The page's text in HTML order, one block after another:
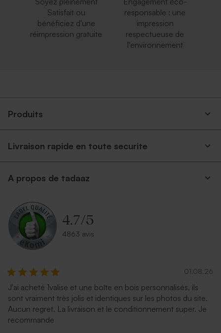
Satisfait ou
bénéficiez d'une
réimpression gratuite
responsable : une
impression
respectueuse de
l'environnement
Produits
Livraison rapide en toute securite
A propos de tadaaz
4.7/5
4863 avis
01.08.26
J'ai acheté 1valise et une boîte en bois personnalisés, ils
sont vraiment très jolis et identiques sur les photos du site.
Aucun regret. La livraison et le conditionnement super. Je
recommande